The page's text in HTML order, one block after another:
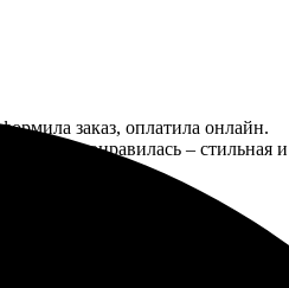
заказ, оплатила онлайн.
Рамка понравилась – стильная